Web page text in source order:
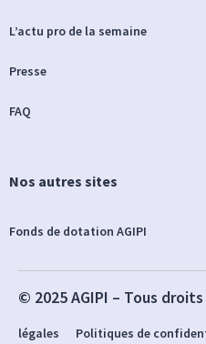
L’actu pro de la semaine
Presse
FAQ
Nos autres sites
Fonds de dotation AGIPI
© 2025 AGIPI – Tous
légales Politiques de